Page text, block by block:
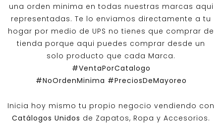
una orden minima en todas nuestras marcas aqui
representadas. Te lo enviamos directamente a tu
hogar por medio de UPS no tienes que comprar de
tienda porque aqui puedes comprar desde un
solo producto que cada Marca.
#VentaPorCatalogo
#NoOrdenMinima #PreciosDeMayoreo
Inicia hoy mismo tu propio negocio vendiendo con
Catálogos Unidos de Zapatos, Ropa y Accesorios.